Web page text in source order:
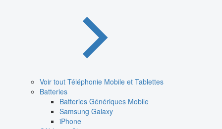
Voir tout Téléphonie Mobile et Tablettes
Batteries
Batteries Génériques Mobile
Samsung Galaxy
iPhone